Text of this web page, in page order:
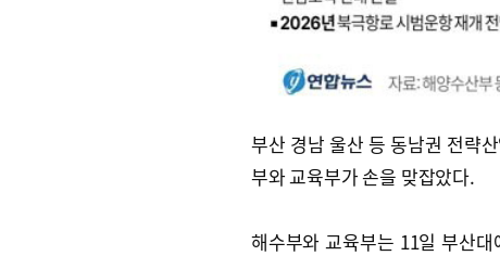
부산 경남 울산 등 동남권 전략
부와 교육부가 손을 맞잡았다.
해수부와 교육부는 11일 부산대